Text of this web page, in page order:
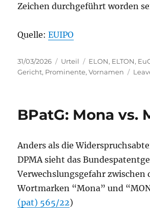
Zeichen durchgeführt worden
Quelle:EUIPO
Posted
on
31/03/2026 Categories
Urteil Tags
ELON, ELTON,
Gericht, Prominente,Vornamen
BPatG: Mona vs.
Anders als die
DPMA sieht das
Verwechslungsgefahr zwischen
Wortmarken “Mona” und
(pat) 565/22)